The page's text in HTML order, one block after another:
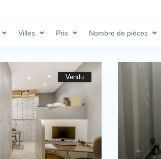
Villes Prix Nombre de piéces
Vendu